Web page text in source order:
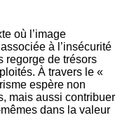
où l’image
à l’insécurité
regorge de trésors
À travers le «
espère non
mais aussi contribuer
dans la valeur